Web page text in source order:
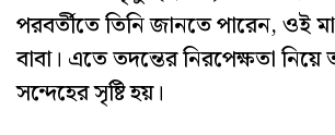
পরবর্তীতে তিনি জানতে পারেন, ওই
বাবা। এতে তদন্তের নিরপেক্ষতা নিয়ে
সন্দেহের সৃষ্টি হয়।